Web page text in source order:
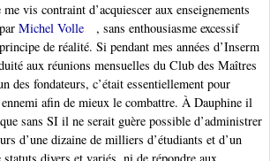
vis contraint d’acquiescer aux enseignements
Michel Volle
, sans enthousiasme excessif
de réalité. Si pendant mes années d’Inserm
aux réunions mensuelles du Club des Maîtres
des fondateurs, c’était essentiellement pour
afin de mieux le combattre. À Dauphine il
sans SI il ne serait guère possible d’administrer
d’une dizaine de milliers d’étudiants et d’un